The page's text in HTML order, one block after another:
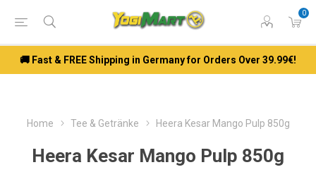
0
🚚 Fast & FREE Shipping in Germany for Orders Over 39.99€!
Home Tee & Getränke Heera Kesar Mango Pulp 850g
Heera Kesar Mango Pulp 850g